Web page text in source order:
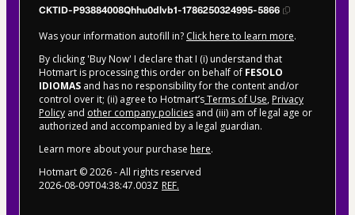
CKTID-P93884008Qhhu0dlvb1-1786250324995-5866
Was your information autofill in? Click here to learn more.
By clicking 'Buy Now' I declare that I (i) understand that
Hotmart is processing this order on behalf of FESOLO
IDIOMAS and has no responsibility for the content and/or
control over it; (ii) agree to Hotmart’sTerms of Use, Privacy
Policy and other company policies and (iii) am of legal age or
authorized and accompanied by a legal guardian.
Learn more about your purchase here.
Hotmart ©2026- All rights reserved
2026-08-09T04:38:47.003Z REF.